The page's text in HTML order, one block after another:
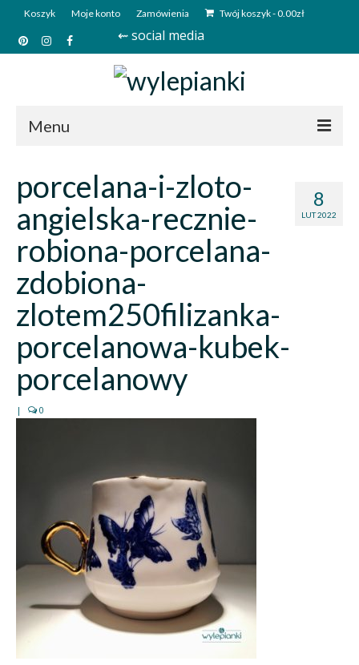
Koszyk Moje konto Zamówienia Twój koszyk-0.00zł
⇜ social media
Menu
Sklep
Kim jesteśmy?
Kontakt
Deutsch
8
LUT 2022
porcelana-i-zloto-
angielska-recznie-
robiona-porcelana-
zdobiona-
zlotem250filizanka-
porcelanowa-kubek-
porcelanowy
| 0